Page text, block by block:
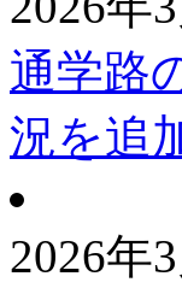
通学路
況を追
2026年